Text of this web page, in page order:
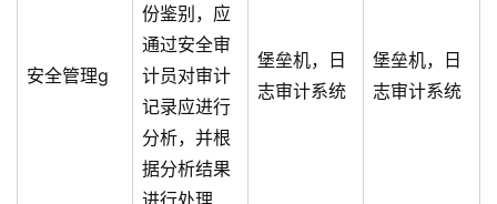
安全管理g
份鉴别，应
通过安全审
计员对审计
记录应进行
分析，并根
据分析结果
进行处理
堡垒机，日
志审计系统
堡垒机，日
志审计系统